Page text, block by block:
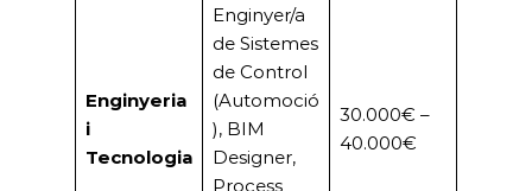
(Automoció
), BIM
Designer,
Process
Engineer
Technician